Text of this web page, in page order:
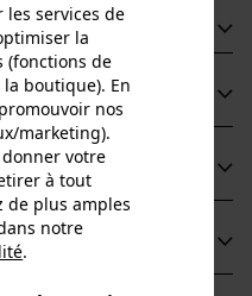
pour des coupes
de sécurité
spéciaux l'huile reste plus
tronçonneuse
services de
la
(fonctions de
boutique). En
nos
marketing).
votre
à tout
de plus amples
notre
.